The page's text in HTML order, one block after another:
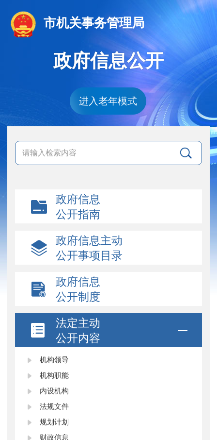
市机关事务管理局
进入老年模式
政府信息公开
政府信息
公开指南
政府信息主动
公开事项目录
政府信息
公开制度
法定主动
公开内容
机构领导
机构职能
内设机构
法规文件
规划计划
财政信息